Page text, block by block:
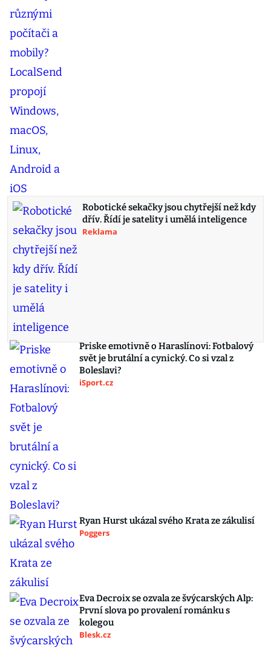
Robotické sekačky jsou chytřejší než kdy
dřív. Řídí je satelity i umělá inteligence
Reklama
Priske emotivně o Haraslínovi: Fotbalový
svět je brutální a cynický. Co si vzal z
Boleslavi?
iSport.cz
Ryan Hurst ukázal svého Krata ze zákulisí
Poggers
Eva Decroix se ozvala ze švýcarských Alp:
První slova po provalení románku s
kolegou
Blesk.cz